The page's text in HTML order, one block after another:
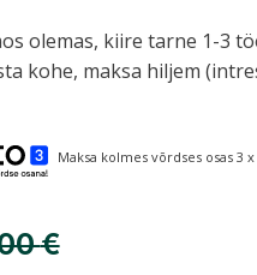
olemas, kiire tarne 1-3
kohe, maksa hiljem
Maksa kolmes võrdses osas 3 x
€